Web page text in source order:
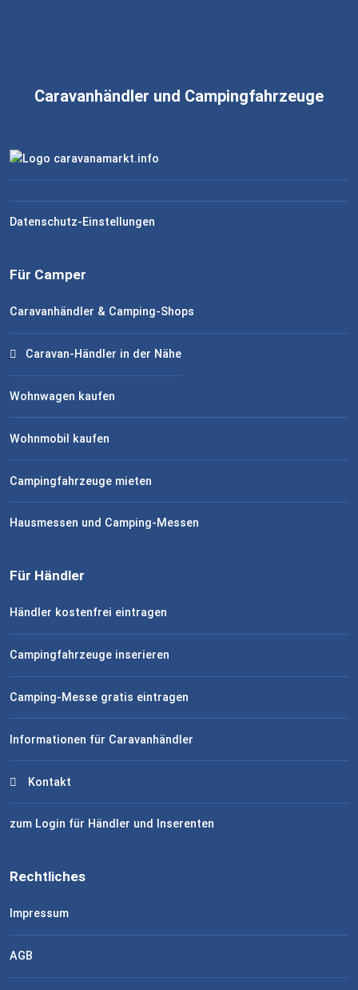
Caravanhändler und Campingfahrzeuge
Datenschutz-Einstellungen
Für Camper
Caravanhändler & Camping-Shops
Caravan-Händler in der Nähe
Wohnwagen kaufen
Wohnmobil kaufen
Campingfahrzeuge mieten
Hausmessen und Camping-Messen
Für Händler
Händler kostenfrei eintragen
Campingfahrzeuge inserieren
Camping-Messe gratis eintragen
Informationen für Caravanhändler
Kontakt
zum Login für Händler und Inserenten
Rechtliches
Impressum
AGB